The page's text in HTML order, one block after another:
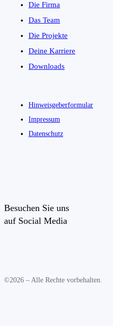
Die Firma
Das Team
Die Projekte
Deine Karriere
Downloads
Hinweisgeberformular
Impressum
Datenschutz
Besuchen Sie uns
auf Social Media
©2026 – Alle Rechte vorbehalten.